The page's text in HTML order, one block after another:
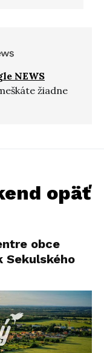
NEWS
žiadne
opäť
obce
Sekulského